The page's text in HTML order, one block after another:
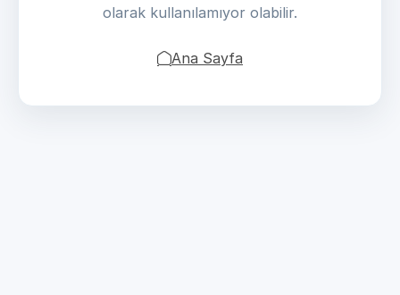
olarak kullanılamıyor olabilir.
Ana Sayfa